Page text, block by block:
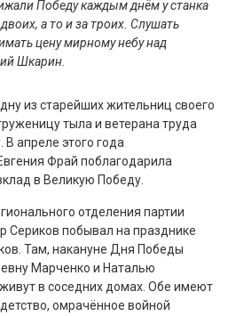
Победу каждым днём у станка
а то и за троих. Слушать
цену мирному небу над
Шкарин.
из старейших жительниц своего
тыла и ветерана труда
апреле этого года
Фрай поблагодарила
в Великую Победу.
отделения партии
Сериков побывал на празднике
Там, накануне Дня Победы
Марченко и Наталью
в соседних домах. Обе имеют
омрачённое войной